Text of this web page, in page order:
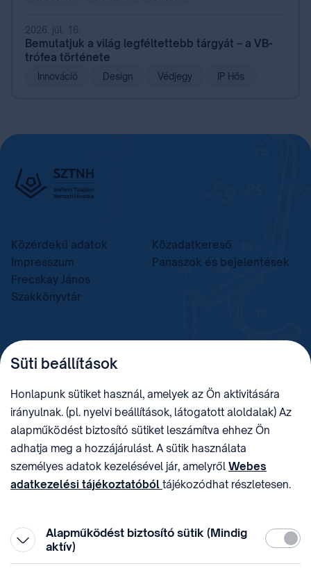
2026. júl. 16.
Bemutatjuk a világ legféltettebb tárgyát – a VB-
trófea története
Innováció Design Védjegy IP Hős
Közérdekű adatok
Közadatkereső
Impresszum
Panaszok és bejelentések
Frecskay János
Szakkönyvtár
TELEFON
+36 (1) 312 4400
sztnh@hipo.gov.hu 15311746-2-42
CÍM
1081 Budapest II. János
Pál pápa tér 7.
HIVATAL RÖVID NEVE
SZTNHOPS, KRID:
174434905
KÖZÖSSÉGI MÉDIA
Süti beállítások
Honlapunk sütiket használ, amelyek az Ön aktivitására
irányulnak. (pl. nyelvi beállítások, látogatott aloldalak) Az
alapműködést biztosító sütiket leszámítva ehhez Ön
adhatja meg a hozzájárulást. A sütik használata
személyes adatok kezelésével jár, amelyről Webes
adatkezelési tájékoztatóból tájékozódhat részletesen.
Alapműködést biztosító sütik (Mindig
aktív)